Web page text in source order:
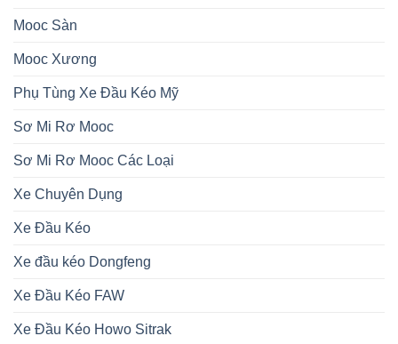
Mooc Sàn
Mooc Xương
Phụ Tùng Xe Đầu Kéo Mỹ
Sơ Mi Rơ Mooc
Sơ Mi Rơ Mooc Các Loại
Xe Chuyên Dụng
Xe Đầu Kéo
Xe đầu kéo Dongfeng
Xe Đầu Kéo FAW
Xe Đầu Kéo Howo Sitrak